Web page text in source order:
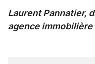
Laurent Pannatier,
agence immobilière